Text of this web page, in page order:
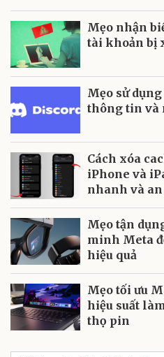
Mẹo nhận
tài khoản bị
Mẹo sử
thông tin và
Cách xóa
iPhone và
nhanh và an
Mẹo tận
minh Meta
hiệu quả
Mẹo tối ưu
hiệu suất
thọ pin